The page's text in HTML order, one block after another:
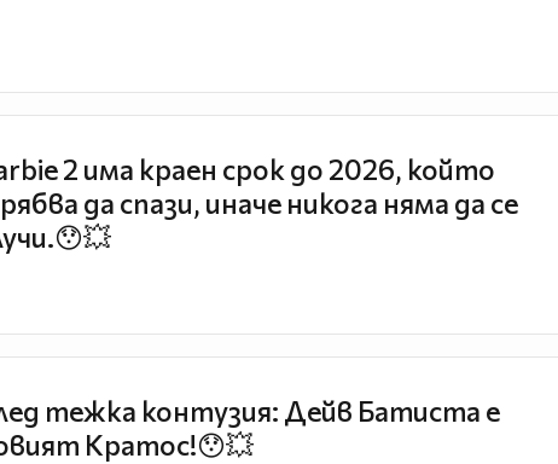
2 има краен срок до 2026, който
да спази, иначе никога няма да се
тежка контузия: Дейв Батиста е
Кратос!😯💥